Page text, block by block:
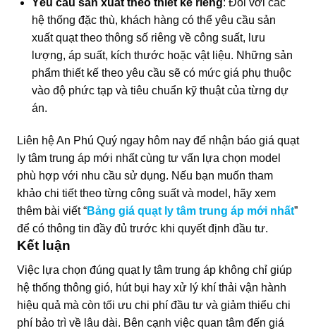
Yêu cầu sản xuất theo thiết kế riêng : Đối với các
hệ thống đặc thù, khách hàng có thể yêu cầu sản
xuất quạt theo thông số riêng về công suất, lưu
lượng, áp suất, kích thước hoặc vật liệu. Những sản
phẩm thiết kế theo yêu cầu sẽ có mức giá phụ thuộc
vào độ phức tạp và tiêu chuẩn kỹ thuật của từng dự
án.
Liên hệ An Phú Quý ngay hôm nay để nhận báo giá quạt
ly tâm trung áp mới nhất cùng tư vấn lựa chọn model
phù hợp với nhu cầu sử dụng. Nếu bạn muốn tham
khảo chi tiết theo từng công suất và model, hãy xem
thêm bài viết “Bảng giá quạt ly tâm trung áp mới nhất”
để có thông tin đầy đủ trước khi quyết định đầu tư.
Kết luận
Việc lựa chọn đúng quạt ly tâm trung áp không chỉ giúp
hệ thống thông gió, hút bụi hay xử lý khí thải vận hành
hiệu quả mà còn tối ưu chi phí đầu tư và giảm thiểu chi
phí bảo trì về lâu dài. Bên cạnh việc quan tâm đến giá